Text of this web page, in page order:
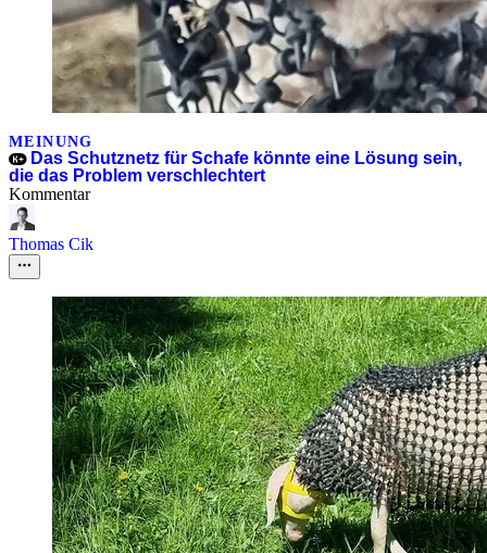
MEINUNG
Das Schutznetz für Schafe könnte eine Lösung sein,
die das Problem verschlechtert
Kommentar
Thomas Cik